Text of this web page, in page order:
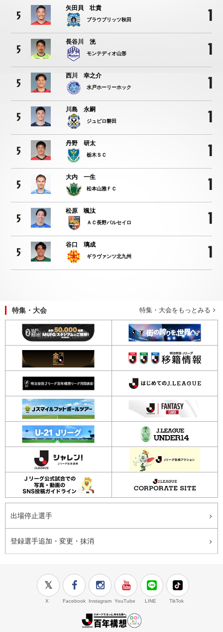
5
矢田貝 壮貴
ブラウブリッツ秋田 1
5
長谷川 洸
モンテディオ山形 1
5
西川 幸之介
水戸ホーリーホック 1
5
川島 永嗣
ジュビロ磐田 1
5
丹野 研太
栃木ＳＣ 1
5
大内 一生
松本山雅ＦＣ 1
5
松原 颯汰
ＡＣ長野パルセイロ 1
5
谷口 璃成
ギラヴァンツ北九州 1
特集・大会 特集・大会をもっとみる
出場停止選手
登録選手追加・変更・抹消
X Facebook Instagram YouTube LINE TikTok